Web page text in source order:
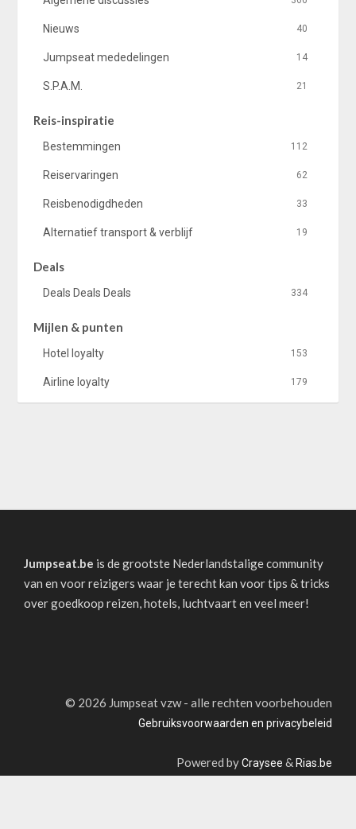
40
Nieuws
14
Jumpseat mededelingen
21
S.P.A.M.
Reis-inspiratie
112
Bestemmingen
62
Reiservaringen
33
Reisbenodigdheden
19
Alternatief transport & verblijf
Deals
334
Deals Deals Deals
Mijlen & punten
153
Hotel loyalty
179
Airline loyalty
Jumpseat.be is de grootste Nederlandstalige community
van en voor reizigers waar je terecht kan voor tips & tricks
over goedkoop reizen, hotels, luchtvaart en veel meer!
© 2026 Jumpseat vzw - alle rechten voorbehouden
Gebruiksvoorwaarden en privacybeleid
Powered byCraysee & Rias.be